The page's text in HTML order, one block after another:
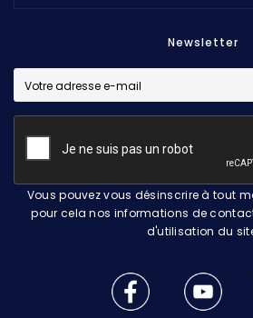
Newsletter
Vous pouvez vous désinscrire à tout
pour cela nos informations de
d'utilisation du